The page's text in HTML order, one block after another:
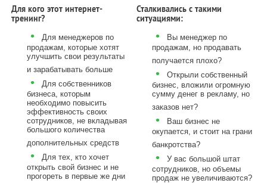
Для кого этот интернет-
тренинг?
•
Для менеджеров по
продажам, которые хотят
улучшить свои результаты
и зарабатывать больше
•
Для собственников
бизнеса, которым
необходимо повысить
эффективность своих
сотрудников, не вкладывая
большого количества
дополнительных средств
•
Для тех, кто хочет
открыть свой бизнес и не
прогореть в первые же дни
Сталкивались с такими
ситуациями:
•
Вы менеджер по
продажам, но продавать
получается плохо?
•
Открыли собственный
бизнес, вложили огромную
сумму денег в рекламу, но
заказов нет?
•
Ваш бизнес не
окупается, и стоит на грани
банкротства?
•
У вас большой штат
сотрудников, но объемы
продаж не увеличиваются?